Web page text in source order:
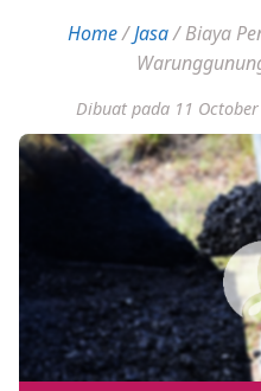
Home/Jasa/Biaya
Dibuat pada 11